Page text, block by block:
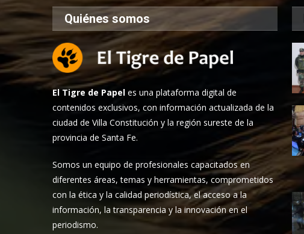
Quiénes somos
El Tigre de Papel es una plataforma digital de
contenidos exclusivos, con información actualizada de la
ciudad de Villa Constitución y la región sureste de la
provincia de Santa Fe.
Somos un equipo de profesionales capacitados en
diferentes áreas, temas y herramientas, comprometidos
con la ética y la calidad periodística, el acceso a la
información, la transparencia y la innovación en el
periodismo.